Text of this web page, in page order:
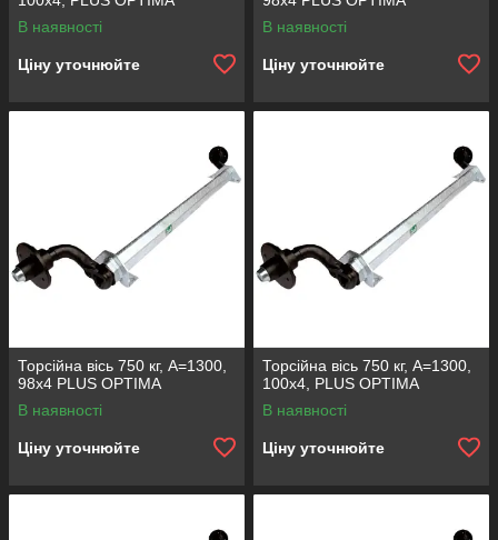
В наявності
Ціну уточнюйте
В наявності
Ціну уточнюйте
Торсійна вісь 750 кг, A=1300,
98x4 PLUS OPTIMA
В наявності
Ціну уточнюйте
Торсійна вісь 750 кг, А=1300,
100х4, PLUS OPTIMA
В наявності
Ціну уточнюйте